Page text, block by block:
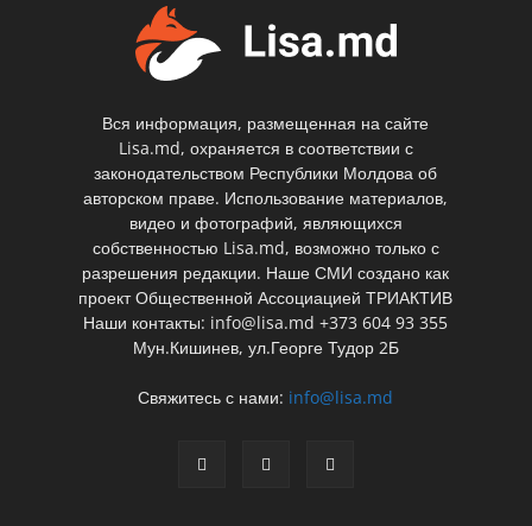
Вся информация, размещенная на сайте
Lisa.md, охраняется в соответствии с
законодательством Республики Молдова об
авторском праве. Использование материалов,
видео и фотографий, являющихся
собственностью Lisa.md, возможно только с
разрешения редакции. Наше СМИ создано как
проект Общественной Ассоциацией ТРИАКТИВ
Наши контакты: info@lisa.md +373 604 93 355
Мун.Кишинев, ул.Георге Тудор 2Б
Свяжитесь с нами: info@lisa.md